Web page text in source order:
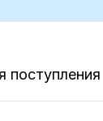
поступления